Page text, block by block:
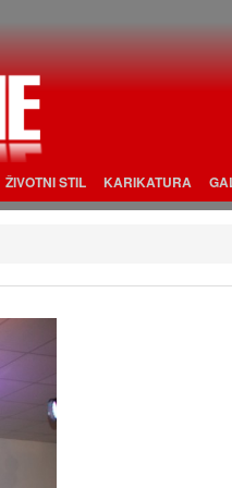
ŽIVOTNI STIL KARIKATURA